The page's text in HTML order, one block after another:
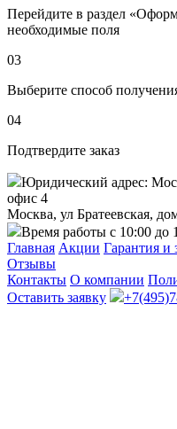
Перейдите в раздел
необходимые поля
03
Выберите способ
04
Подтвердите заказ
Юридический адрес:
офис 4
Москва, ул Братеевская,
Время работы с 10:00 до
Главная Акции Гарантия и
Отзывы
Контакты О компании
Оставить заявку